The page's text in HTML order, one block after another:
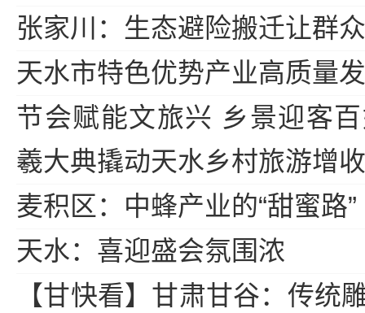
张家川：生态避险搬迁让群
天水市特色优势产业高质量
节会赋能文旅兴 乡景迎客
羲大典撬动天水乡村旅游增收
麦积区：中蜂产业的“甜蜜路”
天水：喜迎盛会氛围浓
【甘快看】甘肃甘谷：传统